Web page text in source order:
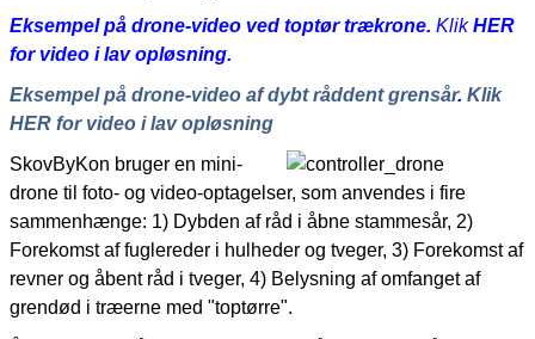
Eksempel på drone-video ved toptør trækrone. Klik HER
for video i lav opløsning.
Eksempel på drone-video af dybt råddent grensår. Klik
HER for video i lav opløsning
SkovByKon bruger en mini-
drone til foto- og video-optagelser, som anvendes i fire
sammenhænge: 1) Dybden af råd i åbne stammesår, 2)
Forekomst af fuglereder i hulheder og tveger, 3) Forekomst af
revner og åbent råd i tveger, 4) Belysning af omfanget af
grendød i træerne med "toptørre".